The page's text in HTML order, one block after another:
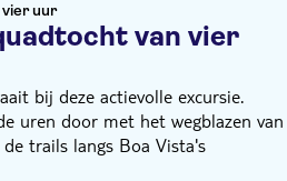
uur
van vier
bij deze actievolle excursie.
uren door met het wegblazen van
trails langs Boa Vista's